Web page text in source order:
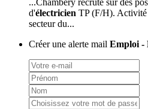
...Chambéry recrute sur des
d'électricien TP (F/H). Activité
secteur du...
Créer une alerte mail Emploi -